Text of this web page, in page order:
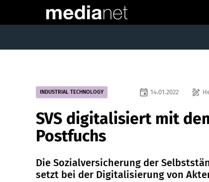
INDUSTRIAL TECHNOLOGY draw
event 14.01.2022
SVS digitalisiert mit
Postfuchs
Die Sozialversicherung der
setzt bei der Digitalisierung von